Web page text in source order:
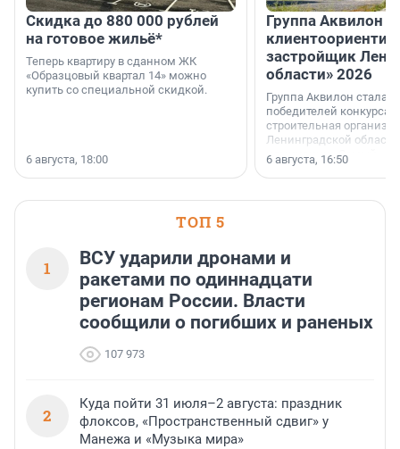
Скидка до 880 000 рублей
на готовое жильё*
Теперь квартиру в сданном ЖК
«Образцовый квартал 14» можно
купить со специальной скидкой.
6 августа, 18:00
Группа Аквилон
застройщик
области» 2026
Группа Аквилон стала
победителей конкурса
строительная
Ленинградской области
номинации «Самый
застройщик
области».
6 августа, 16:50
ТОП 5
1
ВСУ ударили дронами и
ракетами по одиннадцати
регионам России. Власти
сообщили о погибших и раненых
107 973
2
Куда пойти 31 июля–2 августа: праздник
флоксов, «Пространственный сдвиг» у
Манежа и «Музыка мира»